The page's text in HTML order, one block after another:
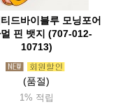
태그(Captainstag)
코베아(Kovea)
틸(Coldsteel)
클라이밋(Klymit)
드바이블루 모닝포어
핀 뱃지 (707-012-
10713)
(품절)
1% 적립